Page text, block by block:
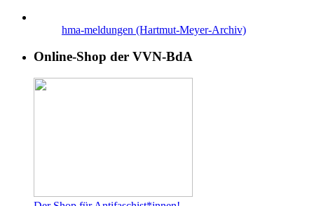
hma-meldungen (Hartmut-Meyer-Archiv)
Online-Shop der VVN-BdA